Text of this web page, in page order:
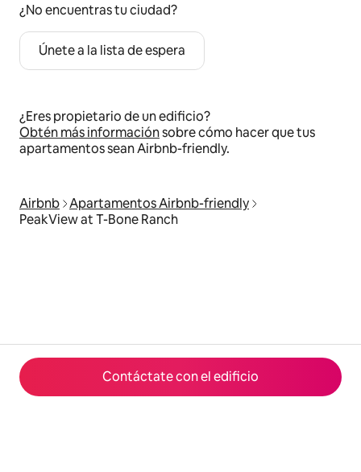
Contáctate con el edificio
¿No encuentras tu ciudad?
Únete a la lista de espera
¿Eres propietario de un edificio?
Obtén más informaciónsobre cómo hacer que tus
apartamentos sean Airbnb-friendly.
Airbnb Apartamentos Airbnb-friendly
PeakView at T-Bone Ranch